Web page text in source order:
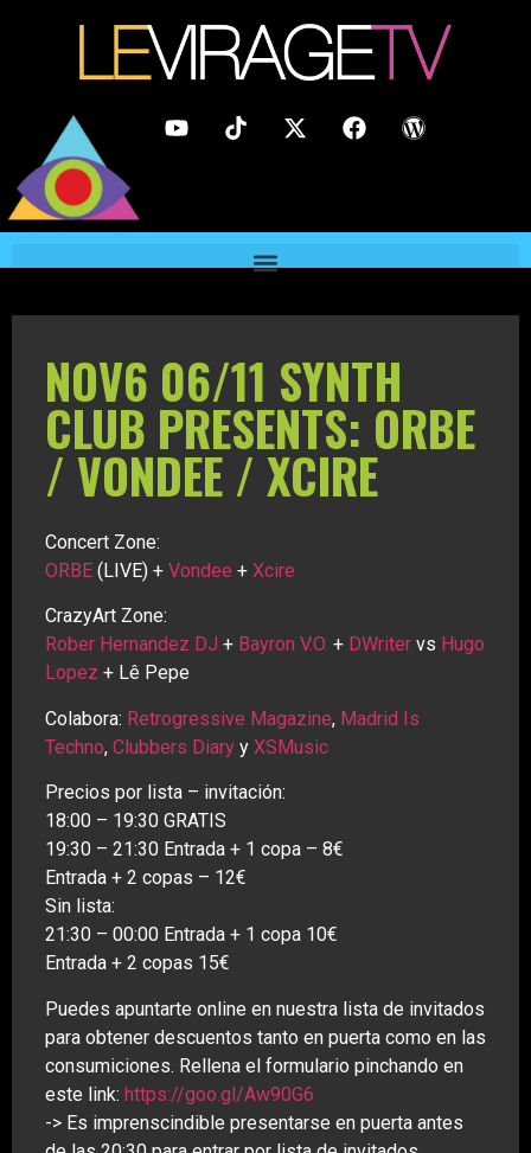
NOV6 06/11 SYNTH
CLUB PRESENTS: ORBE
/ VONDEE / XCIRE
Concert Zone:
ORBE (LIVE) + Vondee + Xcire
CrazyArt Zone:
Rober Hernandez DJ + Bayron V.O. + DWriter vs Hugo
Lopez + Lê Pepe
Colabora: Retrogressive Magazine, Madrid Is
Techno, Clubbers Diary y XSMusic
Precios por lista – invitación:
18:00 – 19:30 GRATIS
19:30 – 21:30 Entrada + 1 copa – 8€
Entrada + 2 copas – 12€
Sin lista:
21:30 – 00:00 Entrada + 1 copa 10€
Entrada + 2 copas 15€
Puedes apuntarte online en nuestra lista de invitados
para obtener descuentos tanto en puerta como en las
consumiciones. Rellena el formulario pinchando en
este link: https://goo.gl/Aw90G6
-> Es imprenscindible presentarse en puerta antes